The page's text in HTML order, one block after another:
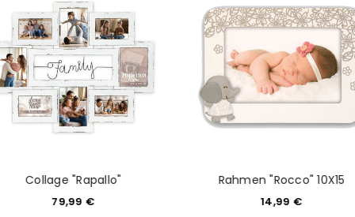
Angemeldet bleiben
Please select all the ways
Ich stimme zu
Ja, ich möchte ein
Datenschutzerklärung
Collage "Rapallo"
79,99 €
Rahmen "Rocco" 10X15
14,99 €